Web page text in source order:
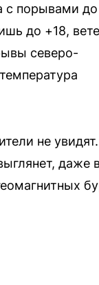
с порывами
до +18,
северо-
не увидят.
даже